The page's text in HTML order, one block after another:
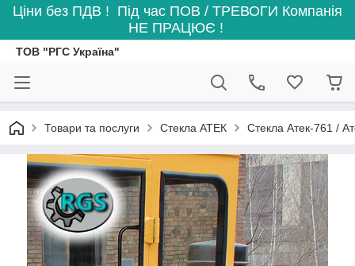
Ціни без ПДВ ! Під час ПОВ / ТРЕВОГИ Компанія
НЕ ПРАЦЮЄ !
ТОВ "РГС Україна"
Товари та послуги Стекла АТЕК Стекла Атек-761 /